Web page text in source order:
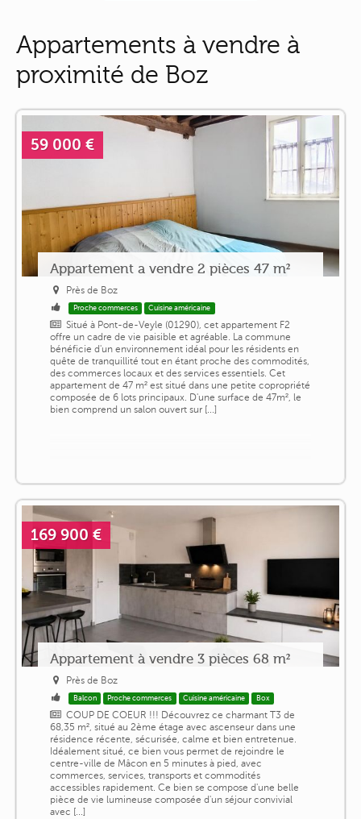
Appartements à vendre à
proximité de Boz
59 000 €
Appartement a vendre 2 pièces 47 m²
Près de Boz
Proche commerces Cuisine américaine
Situé à Pont-de-Veyle (01290), cet appartement F2
offre un cadre de vie paisible et agréable. La commune
bénéficie d'un environnement idéal pour les résidents en
quête de tranquillité tout en étant proche des commodités,
des commerces locaux et des services essentiels. Cet
appartement de 47 m² est situé dans une petite copropriété
composée de 6 lots principaux. D'une surface de 47m², le
bien comprend un salon ouvert sur [...]
169 900 €
Appartement à vendre 3 pièces 68 m²
Près de Boz
Balcon Proche commerces Cuisine américaine Box
COUP DE COEUR !!! Découvrez ce charmant T3 de
68,35 m², situé au 2ème étage avec ascenseur dans une
résidence récente, sécurisée, calme et bien entretenue.
Idéalement situé, ce bien vous permet de rejoindre le
centre-ville de Mâcon en 5 minutes à pied, avec
commerces, services, transports et commodités
accessibles rapidement. Ce bien se compose d'une belle
pièce de vie lumineuse composée d'un séjour convivial
avec [...]